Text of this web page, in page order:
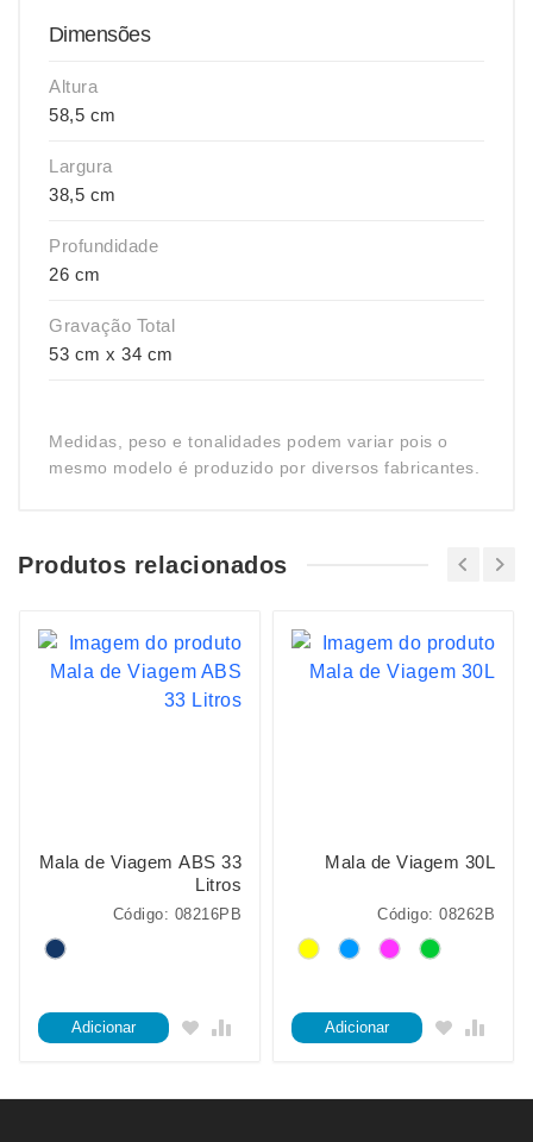
Dimensões
Altura
58,5 cm
Largura
38,5 cm
Profundidade
26 cm
Gravação Total
53 cm x 34 cm
Medidas, peso e tonalidades podem variar pois o
mesmo modelo é produzido por diversos fabricantes.
Produtos relacionados
Mala de Viagem ABS 33
Litros
Código: 08216PB
Adicionar
Mala de Viagem 30L
Código: 08262B
Adicionar